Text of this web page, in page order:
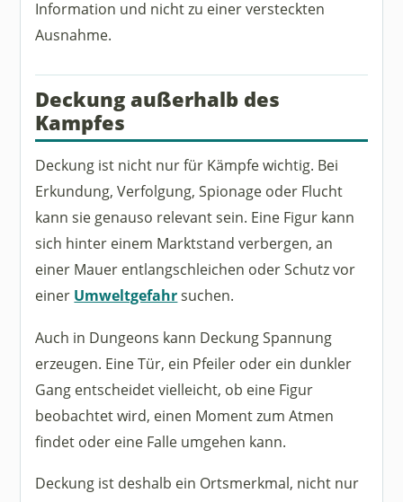
Information und nicht zu einer versteckten
Ausnahme.
Deckung außerhalb des
Kampfes
Deckung ist nicht nur für Kämpfe wichtig. Bei
Erkundung, Verfolgung, Spionage oder Flucht
kann sie genauso relevant sein. Eine Figur kann
sich hinter einem Marktstand verbergen, an
einer Mauer entlangschleichen oder Schutz vor
einer Umweltgefahrsuchen.
Auch in Dungeons kann Deckung Spannung
erzeugen. Eine Tür, ein Pfeiler oder ein dunkler
Gang entscheidet vielleicht, ob eine Figur
beobachtet wird, einen Moment zum Atmen
findet oder eine Falle umgehen kann.
Deckung ist deshalb ein Ortsmerkmal, nicht nur